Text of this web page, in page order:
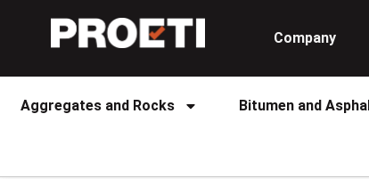
Company
Aggregates and Rocks Bitumen and